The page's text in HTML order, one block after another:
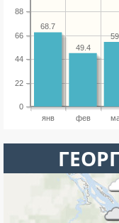
янв фев
0
22
44
66
88
49.4
68.7